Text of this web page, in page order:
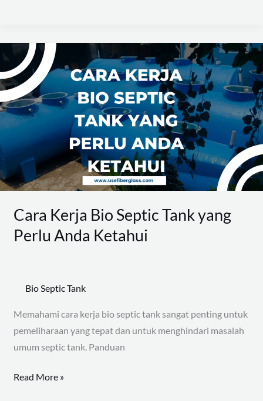
Cara Kerja Bio Septic Tank yang
Perlu Anda Ketahui
Bio Septic Tank
Memahami cara kerja bio septic tank sangat penting untuk
pemeliharaan yang tepat dan untuk menghindari masalah
umum septic tank. Panduan
Cara
Kerja
Bio
Septic
Tank
Perlu
Anda
Ketahui
Read More »